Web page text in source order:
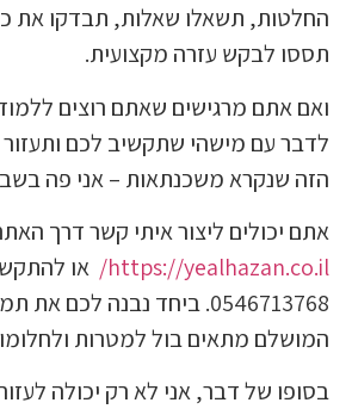
תשאלו שאלות, תבדקו את כל
עזרה מקצועית.
מרגישים שאתם רוצים ללמוד עוד או
מישהי שתקשיב לכם ותעזור לכם
משכנתאות – אני פה בשבילכם!
ליצור איתי קשר דרך האתר שלי
https:// או להתקשר ישירות
0546713768. ביחד נבנה לכם את תמהיל
מתאים בול למטרות ולחלומות
של דבר, אני לא רק יכולה לעזור לכם